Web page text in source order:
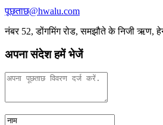
पूछताछ@hwalu.com
नंबर 52, डोंगमिंग रोड, समझौते के निजी ऋण,
अपना संदेश हमें भेजें